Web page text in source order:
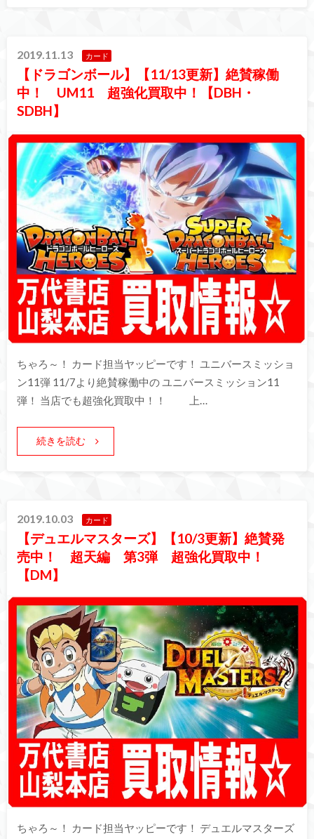
2019.11.13 カード
【ドラゴンボール】【11/13更新】絶賛稼働
中！ UM11 超強化買取中！【DBH・
SDBH】
ちゃろ～！ カード担当ヤッピーです！ ユニバースミッショ
ン11弾 11/7より絶賛稼働中の ユニバースミッション11
弾！ 当店でも超強化買取中！！ 上…
続きを読む
2019.10.03 カード
【デュエルマスターズ】【10/3更新】絶賛発
売中！ 超天編 第3弾 超強化買取中！
【DM】
ちゃろ～！ カード担当ヤッピーです！ デュエルマスターズ